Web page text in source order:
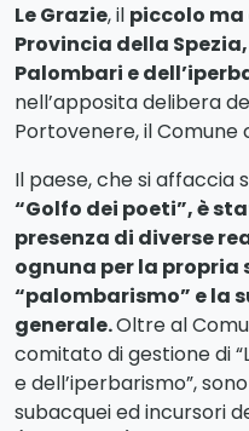
Le Grazie, il piccolo
Provincia della
Palombari e
nell’apposita delibera
Portovenere, il Comune
Il paese, che si affaccia
“Golfo dei poeti”, è
presenza di diverse
ognuna per la propria
“palombarismo” e la
generale.Oltre al
comitato di gestione di
e dell’iperbarismo”,
subacquei ed incursori